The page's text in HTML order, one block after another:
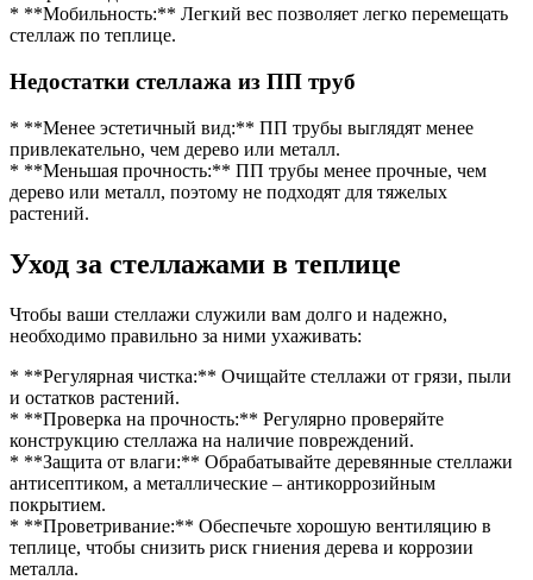
* **Мобильность:** Легкий вес позволяет легко перемещать
стеллаж по теплице.
Недостатки стеллажа из ПП труб
* **Менее эстетичный вид:** ПП трубы выглядят менее
привлекательно, чем дерево или металл.
* **Меньшая прочность:** ПП трубы менее прочные, чем
дерево или металл, поэтому не подходят для тяжелых
растений.
Уход за стеллажами в теплице
Чтобы ваши стеллажи служили вам долго и надежно,
необходимо правильно за ними ухаживать:
* **Регулярная чистка:** Очищайте стеллажи от грязи, пыли
и остатков растений.
* **Проверка на прочность:** Регулярно проверяйте
конструкцию стеллажа на наличие повреждений.
* **Защита от влаги:** Обрабатывайте деревянные стеллажи
антисептиком, а металлические – антикоррозийным
покрытием.
* **Проветривание:** Обеспечьте хорошую вентиляцию в
теплице, чтобы снизить риск гниения дерева и коррозии
металла.